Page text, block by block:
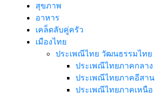
สุขภาพ
อาหาร
เคล็ดลับคู่ครัว
เมืองไทย
ประเพณีไทย วัฒนธรรมไทย
ประเพณีไทยภาคกลาง
ประเพณีไทยภาคอีสาน
ประเพณีไทยภาคเหนือ